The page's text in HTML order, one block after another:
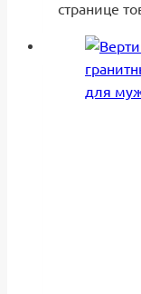
странице